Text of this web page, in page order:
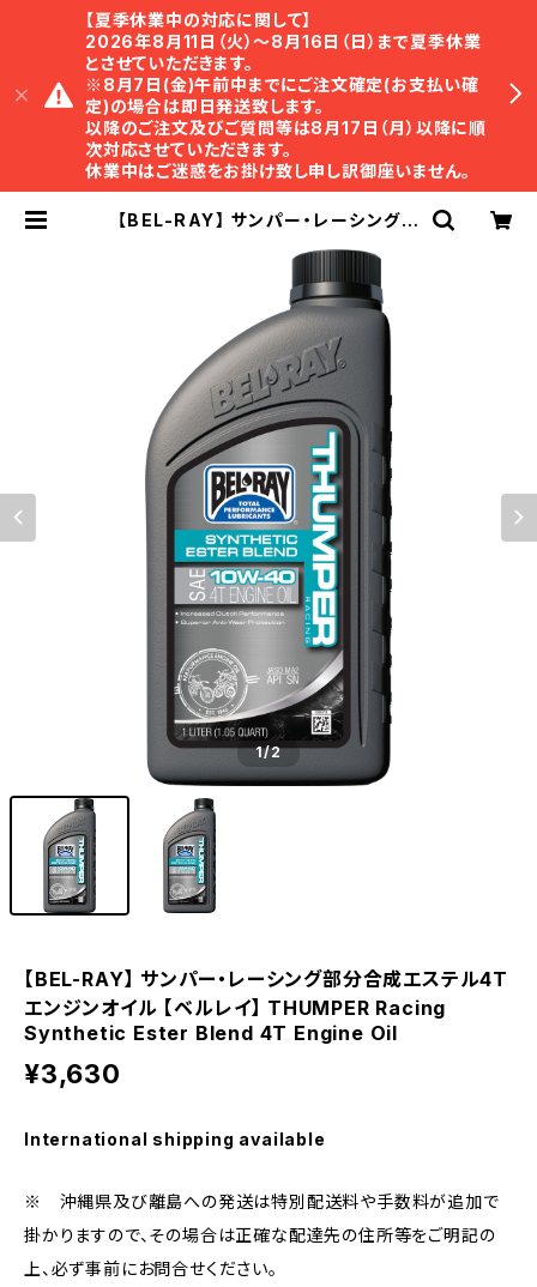
【夏季休業中の対応に関して】
2026年8月11日（火）〜8月16日（日）まで夏季休業
とさせていただきます。
※8月7日(金)午前中までにご注文確定(お支払い確
定)の場合は即日発送致します。
以降のご注文及びご質問等は8月17日（月）以降に順
次対応させていただきます。
休業中はご迷惑をお掛け致し申し訳御座いません。
【BEL-RAY】 サンパー・レーシング部
【ベルレイ】 THUMPER Racing Sy
nthetic Ester Blend 4T Engin
e Oil | TRISTAR Online Shop
｜ トライスター・オンラインショップ
1/2
【BEL-RAY】 サンパー・レーシング部分合成エステル4T
エンジンオイル 【ベルレイ】 THUMPER Racing
Synthetic Ester Blend 4T Engine Oil
¥3,630
International shipping available
※ 沖縄県及び離島への発送は特別配送料や手数料が追加で
掛かりますので、その場合は正確な配達先の住所等をご明記の
上、必ず事前にお問合せください。